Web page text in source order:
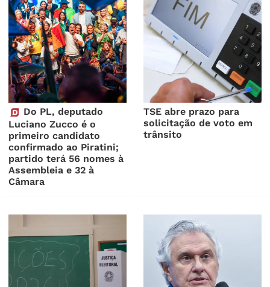
Do PL, deputado
Luciano Zucco é o
primeiro candidato
confirmado ao Piratini;
partido terá 56 nomes à
Assembleia e 32 à
Câmara
TSE abre prazo para
solicitação de voto em
trânsito